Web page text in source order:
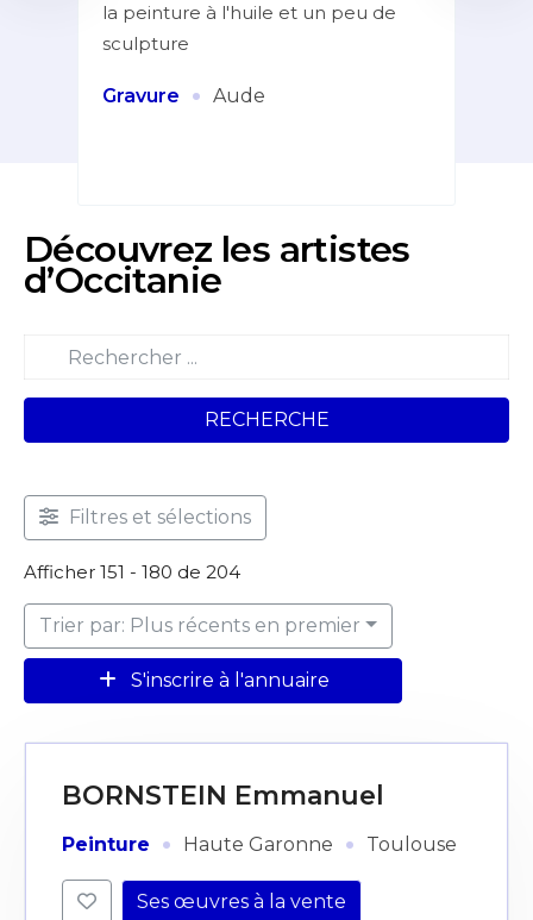
la peinture à l'huile et un peu de
sculpture
Gravure · Aude
Découvrez les artistes
d’Occitanie
RECHERCHE
Filtres et sélections
Afficher 151 - 180 de 204
Trier par: Plus récents en premier
S'inscrire à l'annuaire
BORNSTEIN Emmanuel
Peinture · Haute Garonne · Toulouse
Ses œuvres à la vente